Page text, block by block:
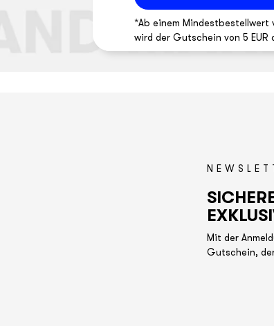
*Ab einem Mindestbestellwert
wird der Gutschein von 5
Mit der
Gutschein,